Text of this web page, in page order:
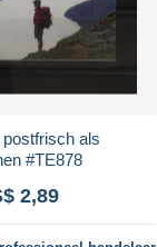
als
#TE878
2,89